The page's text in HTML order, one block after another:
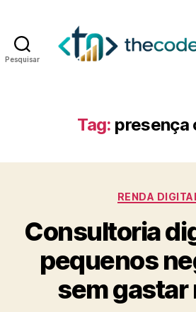
Pesquisar
Tag: presença
RENDA
Consultoria
pequenos
sem gastar